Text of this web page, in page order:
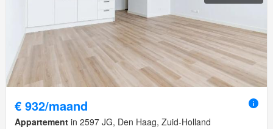
€ 932/maand
Appartement in 2597 JG, Den Haag, Zuid-Holland